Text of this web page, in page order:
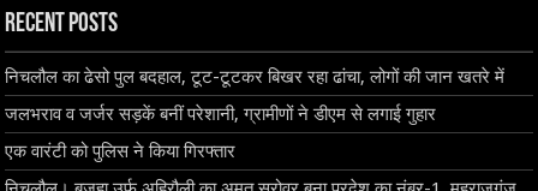
Recent Posts
निचलौल का ढेसो पुल बदहाल, टूट-टूटकर बिखर रहा ढांचा, लोगों की जान खतरे में
जलभराव व जर्जर सड़कें बनीं परेशानी, ग्रामीणों ने डीएम से लगाई गुहार
एक वारंटी को पुलिस ने किया गिरफ्तार